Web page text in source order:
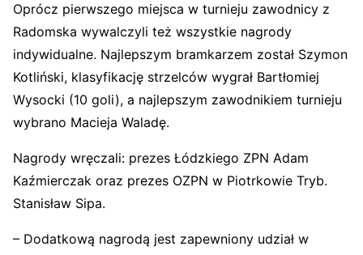
Oprócz pierwszego miejsca w turnieju zawodnicy z
Radomska wywalczyli też wszystkie nagrody
indywidualne. Najlepszym bramkarzem został Szymon
Kotliński, klasyfikację strzelców wygrał Bartłomiej
Wysocki (10 goli), a najlepszym zawodnikiem turnieju
wybrano Macieja Waladę.
Nagrody wręczali: prezes Łódzkiego ZPN Adam
Kaźmierczak oraz prezes OZPN w Piotrkowie Tryb.
Stanisław Sipa.
– Dodatkową nagrodą jest zapewniony udział w